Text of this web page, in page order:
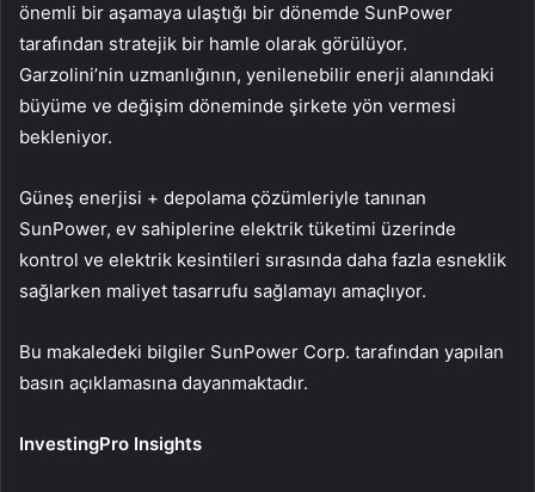
önemli bir aşamaya ulaştığı bir dönemde SunPower
tarafından stratejik bir hamle olarak görülüyor.
Garzolini’nin uzmanlığının, yenilenebilir enerji alanındaki
büyüme ve değişim döneminde şirkete yön vermesi
bekleniyor.
Güneş enerjisi + depolama çözümleriyle tanınan
SunPower, ev sahiplerine elektrik tüketimi üzerinde
kontrol ve elektrik kesintileri sırasında daha fazla esneklik
sağlarken maliyet tasarrufu sağlamayı amaçlıyor.
Bu makaledeki bilgiler SunPower Corp. tarafından yapılan
basın açıklamasına dayanmaktadır.
InvestingPro Insights